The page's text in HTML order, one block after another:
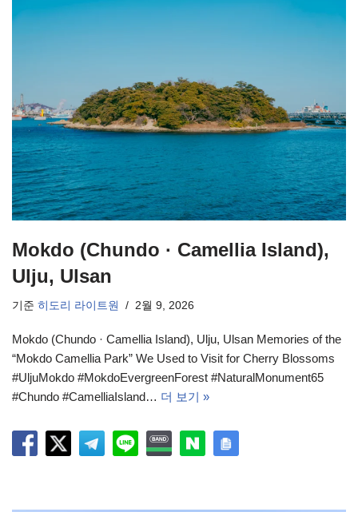
Mokdo (Chundo · Camellia Island),
Ulju, Ulsan
기준 히도리 라이트원 2월 9, 2026
Mokdo (Chundo · Camellia Island), Ulju, Ulsan Memories of the
“Mokdo Camellia Park” We Used to Visit for Cherry Blossoms
#UljuMokdo #MokdoEvergreenForest #NaturalMonument65
#Chundo #CamelliaIsland… 더 보기 »